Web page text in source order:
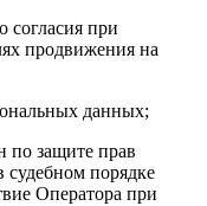
согласия при
продвижения на
данных;
по защите прав
судебном порядке
Оператора при